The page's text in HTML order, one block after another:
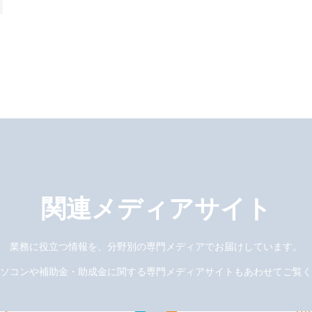
関連メディアサイト
業務に役立つ情報を、分野別の専門メディアでお届けしています。
コンや補助金・助成金に関する専門メディアサイトもあわせてご覧